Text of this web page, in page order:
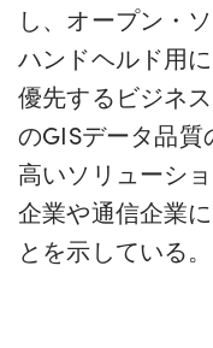
し、オープン・
ハンドヘルド用
優先するビジネ
のGISデータ品
高いソリューシ
企業や通信企業
とを示している。